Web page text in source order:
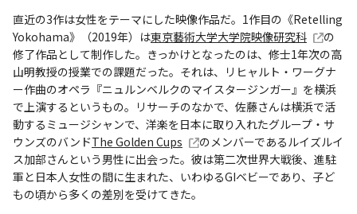
直近の3作は女性をテーマにした映像作品だ。1作目の《Retelling
Yokohama》（2019年）は東京藝術大学大学院映像研究科
の
修了作品として制作した。きっかけとなったのは、修士1年次の高
山明教授の授業での課題だった。それは、リヒャルト・ワーグナ
ー作曲のオペラ『ニュルンベルクのマイスタージンガー』を横浜
で上演するというもの。リサーチのなかで、佐藤さんは横浜で活
動するミュージシャンで、洋楽を日本に取り入れたグループ・サ
ウンズのバンドThe Golden Cups
のメンバーであるルイズルイ
ス加部さんという男性に出会った。彼は第二次世界大戦後、進駐
軍と日本人女性の間に生まれた、いわゆるGIベビーであり、子ど
もの頃から多くの差別を受けてきた。